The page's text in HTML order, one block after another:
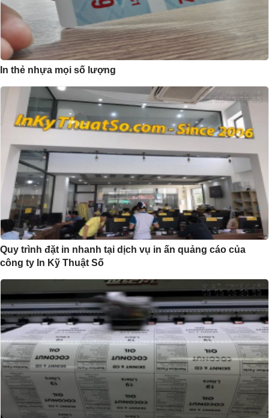
In thẻ nhựa mọi số lượng
Quy trình đặt in nhanh tại dịch vụ in ấn quảng cáo của
công ty In Kỹ Thuật Số